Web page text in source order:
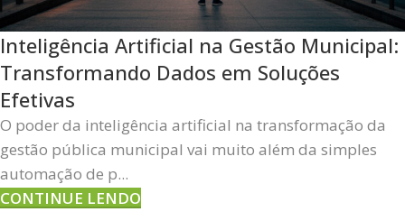
Inteligência Artificial na Gestão Municipal:
Transformando Dados em Soluções
Efetivas
O poder da inteligência artificial na transformação da
gestão pública municipal vai muito além da simples
automação de p...
CONTINUE LENDO